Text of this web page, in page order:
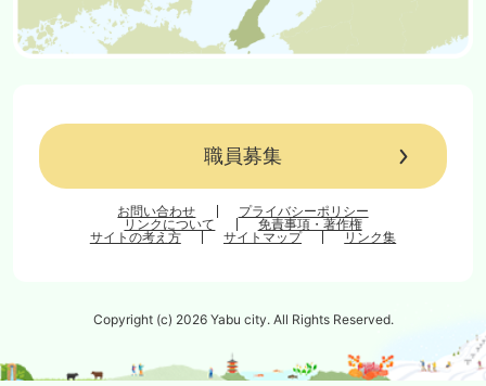
職員募集
お問い合わせ
プライバシーポリシー
リンクについて
免責事項・著作権
サイトの考え方
サイトマップ リンク集
Copyright (c) 2026 Yabu city. All Rights Reserved.